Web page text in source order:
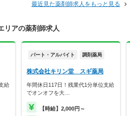
最近見た薬剤師求人をもっと見る
リアの薬剤師求人
給
パート・アルバイト 調剤薬局
株式会社キリン堂 スギ薬局
年間休日117日！残業代1分単位支給
でオンオフを大…
【時給】2,000円～